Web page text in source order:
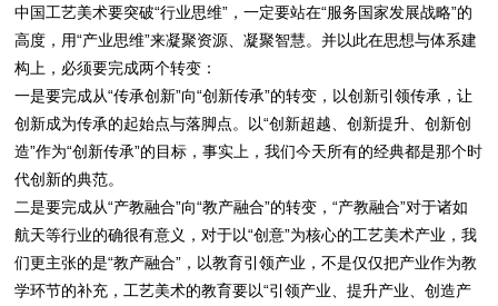
中国工艺美术要突破“行业思维”，一定要站在“服务国家发展战略”的
高度，用“产业思维”来凝聚资源、凝聚智慧。并以此在思想与体系建
构上，必须要完成两个转变：
一是要完成从“传承创新”向“创新传承”的转变，以创新引领传承，让
创新成为传承的起始点与落脚点。以“创新超越、创新提升、创新创
造”作为“创新传承”的目标，事实上，我们今天所有的经典都是那个时
代创新的典范。
二是要完成从“产教融合”向“教产融合”的转变，“产教融合”对于诸如
航天等行业的确很有意义，对于以“创意”为核心的工艺美术产业，我
们更主张的是“教产融合”，以教育引领产业，不是仅仅把产业作为教
学环节的补充，工艺美术的教育要以“引领产业、提升产业、创造产